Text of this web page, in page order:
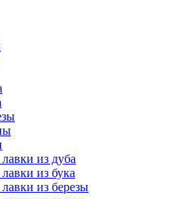
из дуба
из бука
из березы